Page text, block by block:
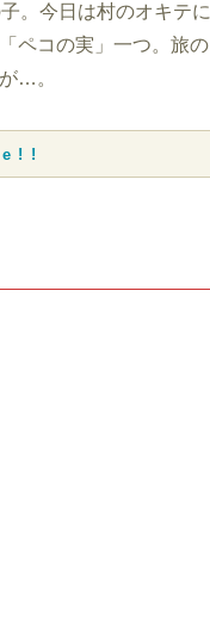
。今日は村のオキテに
ペコの実」一つ。旅の
…。